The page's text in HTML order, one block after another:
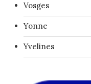
Vosges
Yonne
Yvelines